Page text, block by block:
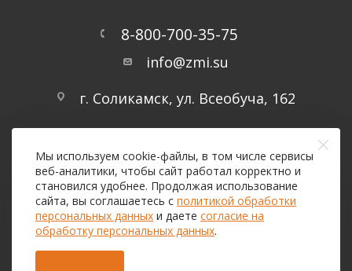
Мы используем cookie-файлы, в том числе сервисы
веб-аналитики, чтобы сайт работал корректно и
становился удобнее. Продолжая использование
сайта, вы соглашаетесь с политикой обработки
персональных данных и даете согласие на
обработку персональных данных.
8-800-700-35-75
info@zmi.su
г. Соликамск, ул. Всеобуча, 162
2026 © ООО «Завод металлических изделий»